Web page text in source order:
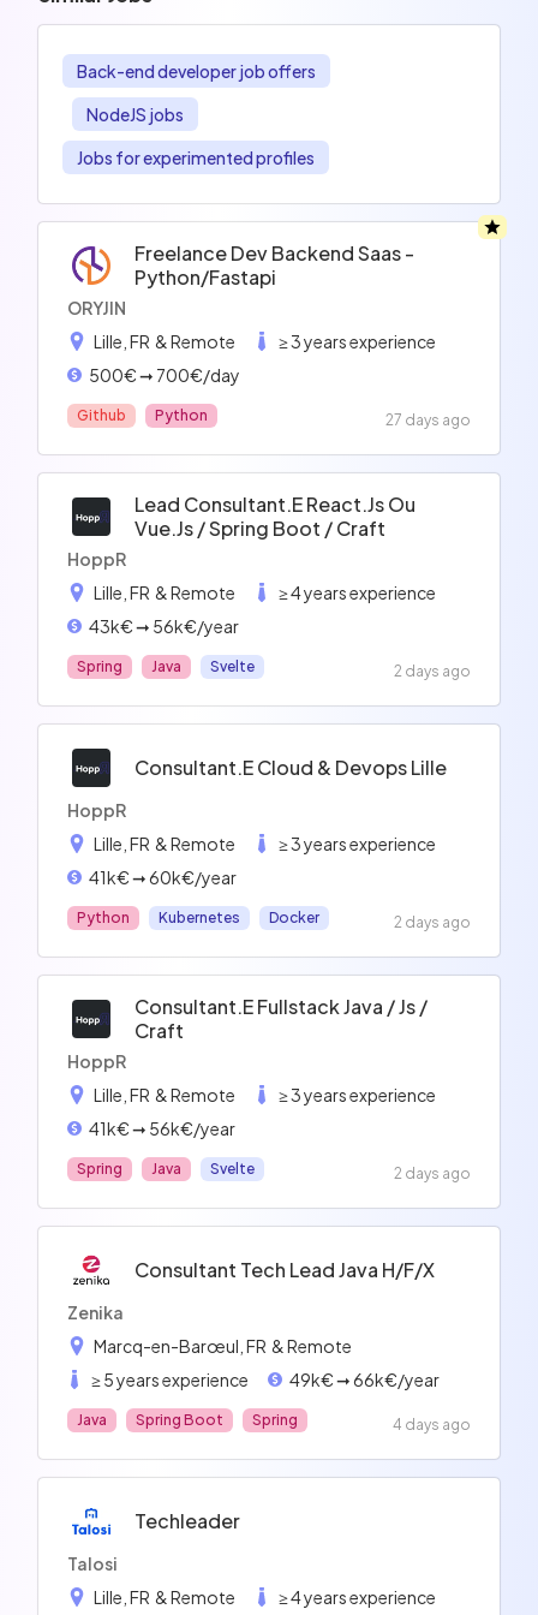
Back-end developer job offers
NodeJS jobs
Jobs for experimented profiles
Freelance Dev Backend Saas -
Python/fastapi
ORYJIN
Lille, FR & Remote
≥ 3 years experience
500€ ➞ 700€/day
Github Python 27 days ago
Lead Consultant.e React.js Ou
Vue.js / Spring Boot / Craft
HoppR
Lille, FR & Remote
≥ 4 years experience
43k€ ➞ 56k€/year
Spring Java Svelte 2 days ago
Consultant.e Cloud & Devops Lille
HoppR
Lille, FR & Remote
≥ 3 years experience
41k€ ➞ 60k€/year
Python Kubernetes Docker 2 days ago
Consultant.e Fullstack Java / Js /
Craft
HoppR
Lille, FR & Remote
≥ 3 years experience
41k€ ➞ 56k€/year
Spring Java Svelte 2 days ago
Consultant Tech Lead Java H/f/x
Zenika
Marcq-en-Barœul, FR & Remote
≥ 5 years experience
49k€ ➞ 66k€/year
Java Spring Boot Spring 4 days ago
Techleader
Talosi
Lille, FR & Remote ≥ 4 years experience